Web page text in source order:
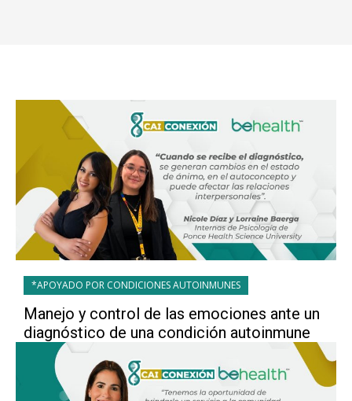
*APOYADO POR CONDICIONES AUTOINMUNES
Manejo y control de las emociones ante un
diagnóstico de una condición autoinmune